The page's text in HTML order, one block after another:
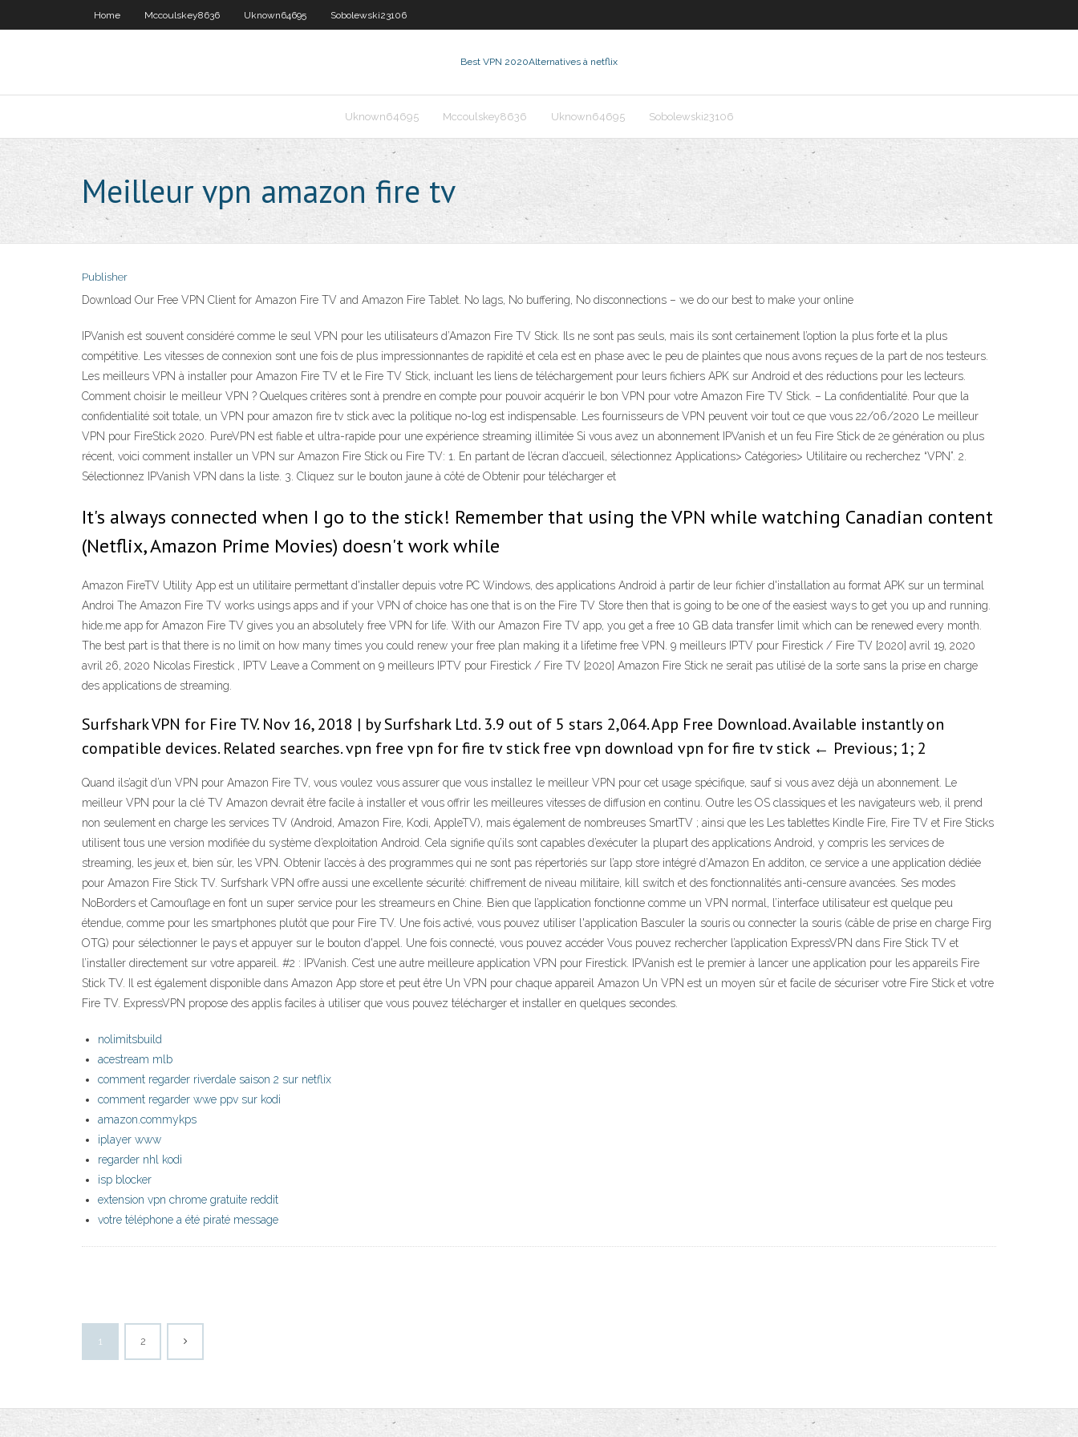
Home Mccoulskey8636 Uknown64695 Sobolewski23106
Best VPN 2020Alternatives à netflix
Uknown64695 Mccoulskey8636 Uknown64695 Sobolewski23106
Meilleur vpn amazon fire tv
Publisher
Download Our Free VPN Client for Amazon Fire TV and Amazon Fire Tablet. No lags, No buffering, No disconnections – we do our best to make your online
IPVanish est souvent considéré comme le seul VPN pour les utilisateurs d’Amazon Fire TV Stick. Ils ne sont pas seuls, mais ils sont certainement l’option la plus forte et la plus
compétitive. Les vitesses de connexion sont une fois de plus impressionnantes de rapidité et cela est en phase avec le peu de plaintes que nous avons reçues de la part de nos testeurs.
Les meilleurs VPN à installer pour Amazon Fire TV et le Fire TV Stick, incluant les liens de téléchargement pour leurs fichiers APK sur Android et des réductions pour les lecteurs.
Comment choisir le meilleur VPN ? Quelques critères sont à prendre en compte pour pouvoir acquérir le bon VPN pour votre Amazon Fire TV Stick. – La confidentialité. Pour que la
confidentialité soit totale, un VPN pour amazon fire tv stick avec la politique no-log est indispensable. Les fournisseurs de VPN peuvent voir tout ce que vous 22/06/2020 Le meilleur
VPN pour FireStick 2020. PureVPN est fiable et ultra-rapide pour une expérience streaming illimitée Si vous avez un abonnement IPVanish et un feu Fire Stick de 2e génération ou plus
récent, voici comment installer un VPN sur Amazon Fire Stick ou Fire TV: 1. En partant de l’écran d’accueil, sélectionnez Applications> Catégories> Utilitaire ou recherchez “VPN”. 2.
Sélectionnez IPVanish VPN dans la liste. 3. Cliquez sur le bouton jaune à côté de Obtenir pour télécharger et
It's always connected when I go to the stick! Remember that using the VPN while watching Canadian content
(Netflix, Amazon Prime Movies) doesn't work while
Amazon FireTV Utility App est un utilitaire permettant d'installer depuis votre PC Windows, des applications Android à partir de leur fichier d'installation au format APK sur un terminal
Androi The Amazon Fire TV works usings apps and if your VPN of choice has one that is on the Fire TV Store then that is going to be one of the easiest ways to get you up and running.
hide.me app for Amazon Fire TV gives you an absolutely free VPN for life. With our Amazon Fire TV app, you get a free 10 GB data transfer limit which can be renewed every month.
The best part is that there is no limit on how many times you could renew your free plan making it a lifetime free VPN. 9 meilleurs IPTV pour Firestick / Fire TV [2020] avril 19, 2020
avril 26, 2020 Nicolas Firestick , IPTV Leave a Comment on 9 meilleurs IPTV pour Firestick / Fire TV [2020] Amazon Fire Stick ne serait pas utilisé de la sorte sans la prise en charge
des applications de streaming.
Surfshark VPN for Fire TV. Nov 16, 2018 | by Surfshark Ltd. 3.9 out of 5 stars 2,064. App Free Download. Available instantly on
compatible devices. Related searches. vpn free vpn for fire tv stick free vpn download vpn for fire tv stick ← Previous; 1; 2
Quand ils’agit d’un VPN pour Amazon Fire TV, vous voulez vous assurer que vous installez le meilleur VPN pour cet usage spécifique, sauf si vous avez déjà un abonnement. Le
meilleur VPN pour la clé TV Amazon devrait être facile à installer et vous offrir les meilleures vitesses de diffusion en continu. Outre les OS classiques et les navigateurs web, il prend
non seulement en charge les services TV (Android, Amazon Fire, Kodi, AppleTV), mais également de nombreuses SmartTV ; ainsi que les Les tablettes Kindle Fire, Fire TV et Fire Sticks
utilisent tous une version modifiée du système d’exploitation Android. Cela signifie qu’ils sont capables d’exécuter la plupart des applications Android, y compris les services de
streaming, les jeux et, bien sûr, les VPN. Obtenir l’accès à des programmes qui ne sont pas répertoriés sur l’app store intégré d’Amazon En additon, ce service a une application dédiée
pour Amazon Fire Stick TV. Surfshark VPN offre aussi une excellente sécurité: chiffrement de niveau militaire, kill switch et des fonctionnalités anti-censure avancées. Ses modes
NoBorders et Camouflage en font un super service pour les streameurs en Chine. Bien que l’application fonctionne comme un VPN normal, l’interface utilisateur est quelque peu
étendue, comme pour les smartphones plutôt que pour Fire TV. Une fois activé, vous pouvez utiliser l'application Basculer la souris ou connecter la souris (câble de prise en charge Firg
OTG) pour sélectionner le pays et appuyer sur le bouton d'appel. Une fois connecté, vous pouvez accéder Vous pouvez rechercher l’application ExpressVPN dans Fire Stick TV et
l’installer directement sur votre appareil. #2 : IPVanish. C’est une autre meilleure application VPN pour Firestick. IPVanish est le premier à lancer une application pour les appareils Fire
Stick TV. Il est également disponible dans Amazon App store et peut être Un VPN pour chaque appareil Amazon Un VPN est un moyen sûr et facile de sécuriser votre Fire Stick et votre
Fire TV. ExpressVPN propose des applis faciles à utiliser que vous pouvez télécharger et installer en quelques secondes.
nolimitsbuild
acestream mlb
comment regarder riverdale saison 2 sur netflix
comment regarder wwe ppv sur kodi
amazon.commykps
iplayer www
regarder nhl kodi
isp blocker
extension vpn chrome gratuite reddit
votre téléphone a été piraté message
1 2